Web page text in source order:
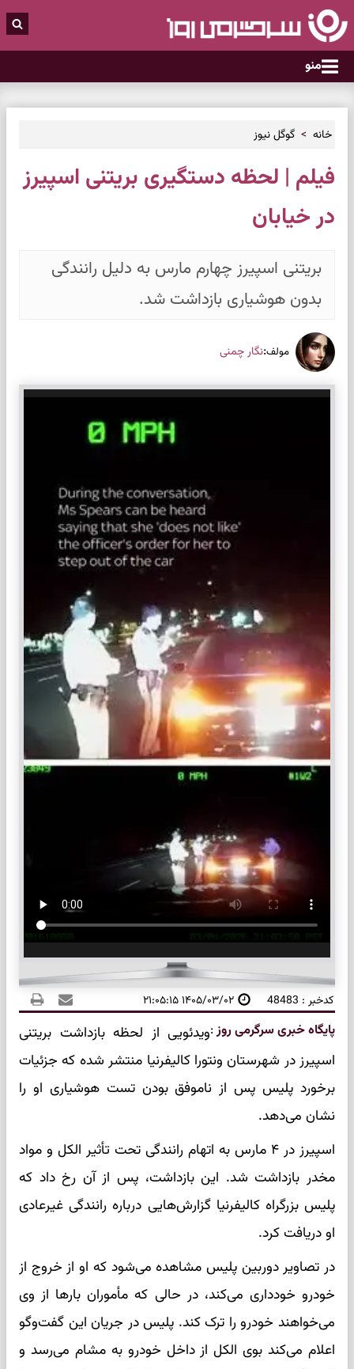
منو
خانه گوگل نیوز
فیلم | لحظه دستگیری بریتنی اسپیرز
در خیابان
بریتنی اسپیرز چهارم مارس به دلیل رانندگی
بدون هوشیاری بازداشت شد.
مولف:نگار چمنی
کدخبر : 48483 ۱۴۰۵/۰۳/۰۲ ۲۱:۰۵:۱۵
پایگاه خبری سرگرمی روز:ویدئویی از لحظه بازداشت بریتنی
اسپیرز در شهرستان ونتورا کالیفرنیا منتشر شده که جزئیات
برخورد پلیس پس از ناموفق بودن تست هوشیاری او را
نشان می‌دهد.
اسپیرز در ۴ مارس به اتهام رانندگی تحت تأثیر الکل و مواد
مخدر بازداشت شد. این بازداشت، پس از آن رخ داد که
پلیس بزرگراه کالیفرنیا گزارش‌هایی درباره رانندگی غیرعادی
او دریافت کرد.
در تصاویر دوربین پلیس مشاهده می‌شود که او از خروج از
خودرو خودداری می‌کند، در حالی که مأموران بارها از وی
می‌خواهند خودرو را ترک کند. پلیس در جریان این گفت‌وگو
اعلام می‌کند بوی الکل از داخل خودرو به مشام می‌رسد و